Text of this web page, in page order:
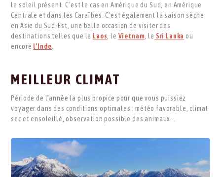
le soleil présent. C’est le cas en Amérique du Sud, en Amérique
Centrale et dans les Caraïbes. C’est également la saison sèche
en Asie du Sud-Est, une belle occasion de visiter des
destinations telles que le Laos , le Vietnam , le Sri Lanka ou
encore l’Inde
MEILLEUR CLIMAT
Période de l'année la plus propice pour que vous puissiez
voyager dans des conditions optimales : météo favorable, climat
sec et ensoleillé, observation possible des animaux...